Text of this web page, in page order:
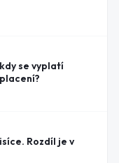
se vyplatí
Rozdíl je v